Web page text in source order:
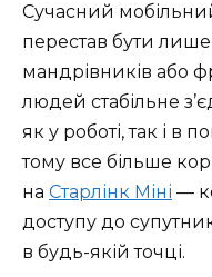
Сучасний
перестав бути
мандрівників або
людей стабільне
як у роботі, так і в
тому все більше
на Старлінк Міні —
доступу до
в будь-якій точці.